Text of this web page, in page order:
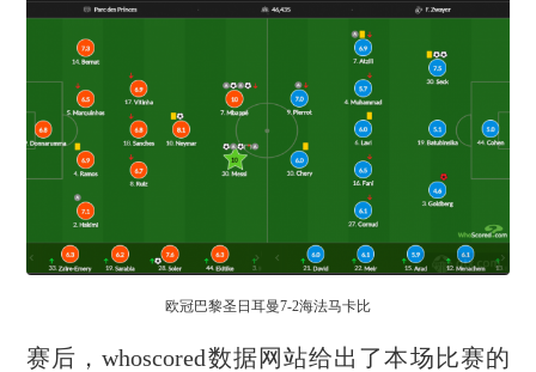
欧冠巴黎圣日耳曼7-2海法马卡比
赛后，whoscored数据网站给出了本场比赛的